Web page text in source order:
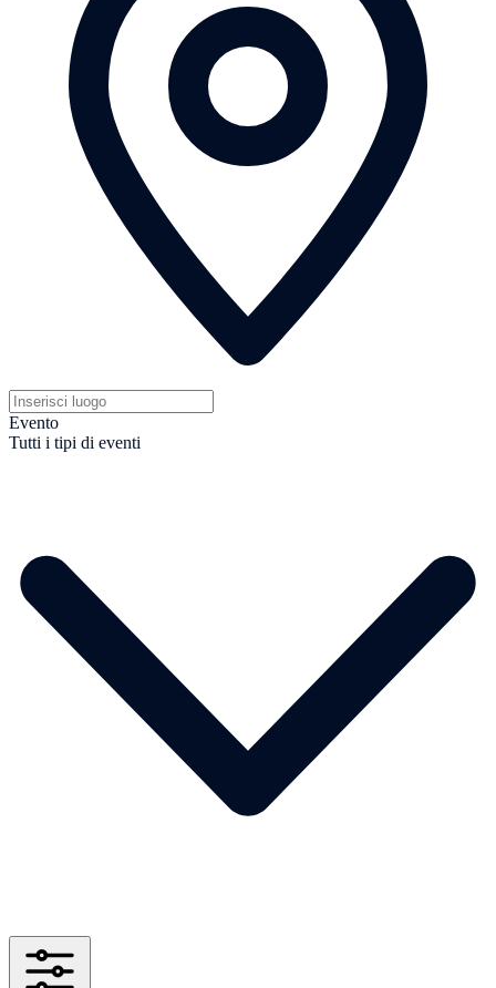
Evento
Tutti i tipi di eventi